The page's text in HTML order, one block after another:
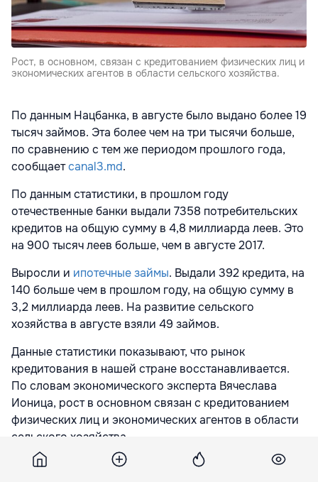
Рост, в основном, связан с кредитованием физических лиц и
экономических агентов в области сельского хозяйства.
По данным Нацбанка, в августе было выдано более 19
тысяч займов. Эта более чем на три тысячи больше,
по сравнению с тем же периодом прошлого года,
сообщаетcanal3.md.
По данным статистики, в прошлом году
отечественные банки выдали 7358 потребительских
кредитов на общую сумму в 4,8 миллиарда леев. Это
на 900 тысяч леев больше, чем в августе 2017.
Выросли и ипотечные займы. Выдали 392 кредита, на
140 больше чем в прошлом году, на общую сумму в
3,2 миллиарда леев. На развитие сельского
хозяйства в августе взяли 49 займов.
Данные статистики показывают, что рынок
кредитования в нашей стране восстанавливается.
По словам экономического эксперта Вячеслава
Ионица, рост в основном связан с кредитованием
физических лиц и экономических агентов в области
сельского хозяйства.